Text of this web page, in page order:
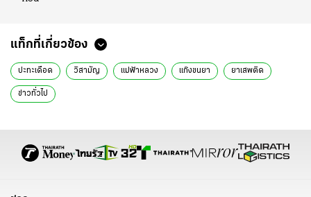
แท็กที่เกี่ยวข้อง
ปะทะเดือด วิสามัญ แม่ฟ้าหลวง แก๊งขนยา ยาเสพติด
ข่าวทั่วไป